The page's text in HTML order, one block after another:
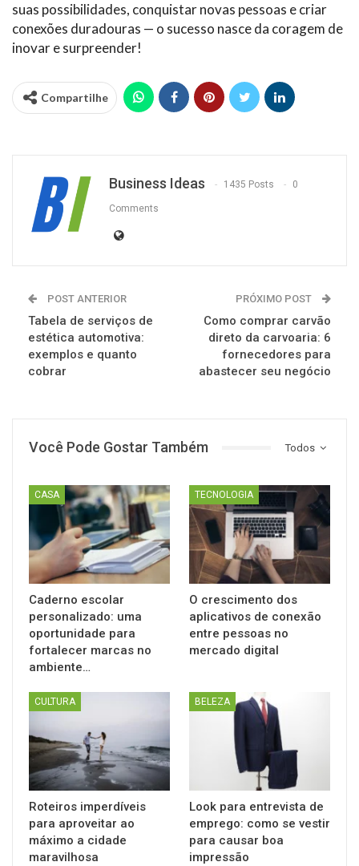
suas possibilidades, conquistar novas pessoas e criar
conexões duradouras — o sucesso nasce da coragem de
inovar e surpreender!
Compartilhe
Business Ideas 1435 Posts 0
Comments
POST ANTERIOR
Tabela de serviços de
estética automotiva:
exemplos e quanto
cobrar
PRÓXIMO POST
Como comprar carvão
direto da carvoaria: 6
fornecedores para
abastecer seu negócio
Todos
Você Pode Gostar Também
CASA
Caderno escolar
personalizado: uma
oportunidade para
fortalecer marcas no
ambiente…
TECNOLOGIA
O crescimento dos
aplicativos de conexão
entre pessoas no
mercado digital
CULTURA
Roteiros imperdíveis
para aproveitar ao
máximo a cidade
maravilhosa
BELEZA
Look para entrevista de
emprego: como se vestir
para causar boa
impressão